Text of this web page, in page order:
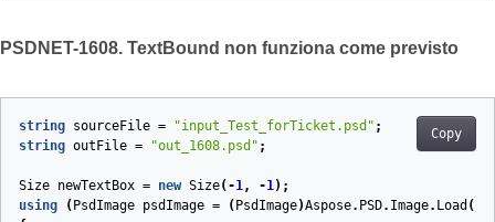
PSDNET-1608. TextBound non funziona come previsto
Copy
string sourceFile = "input_Test_forTicket.psd" ;
string outFile = "out_1608.psd" ;
Size newTextBox = new Size( -1, -1);
using
( PsdImage psdImage = ( PsdImage)Aspose. PSD. Image. Load (